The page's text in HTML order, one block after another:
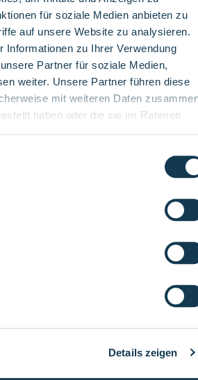
für soziale Medien anbieten zu
auf unsere Website zu analysieren.
Informationen zu Ihrer Verwendung
Partner für soziale Medien,
weiter. Unsere Partner führen diese
mit weiteren Daten
haben oder die sie im Rahmen
Details zeigen